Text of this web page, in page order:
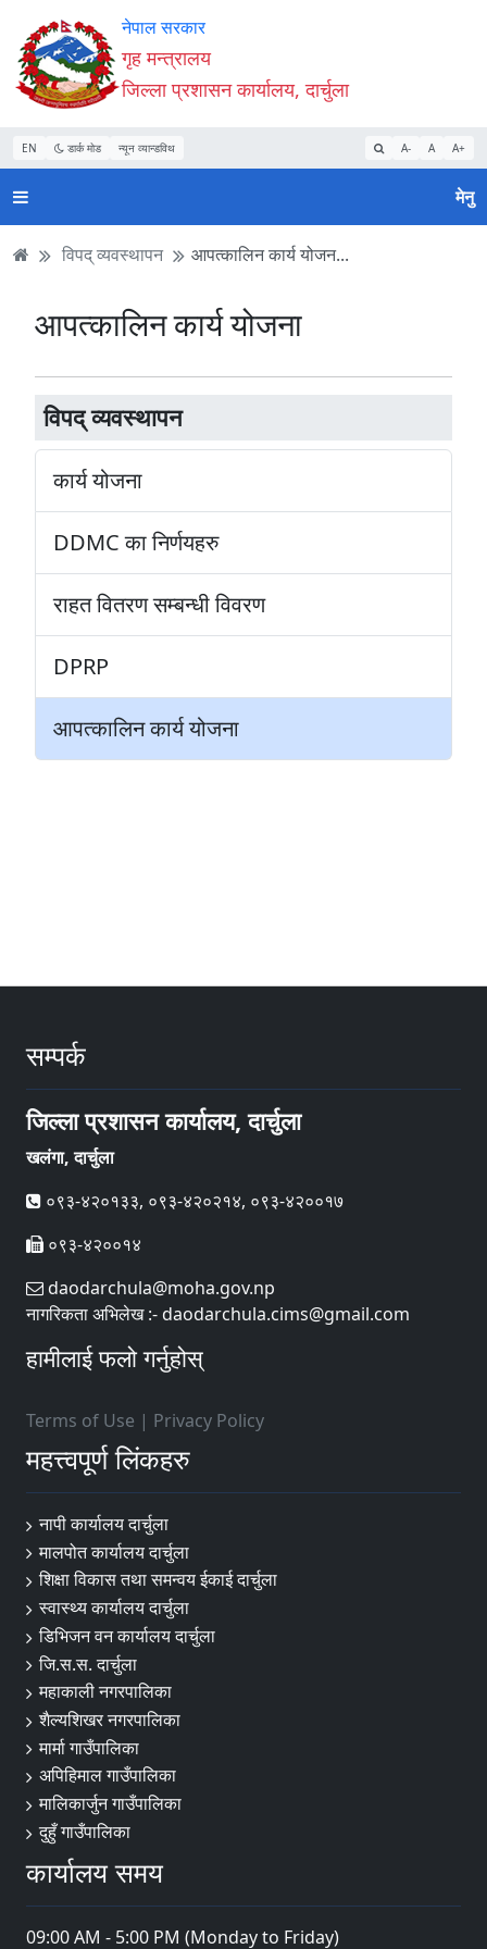
Accessibility
Mode
सुरु
गर्नुहोस्
सामाग्री
पढ्नुहाेस्
नेभिगेसन
पढ्नुहाेस्
वेबसाइट
खोजमा
जानुहोस्
नेपाल सरकार
गृह मन्त्रालय
जिल्ला प्रशासन कार्यालय, दार्चुला
EN डार्क मोड न्यून व्यान्डविथ A- A A+
मेनु
विपद् व्यवस्थापन आपत्कालिन कार्य योजन...
विपद् व्यवस्थापन
कार्य योजना
DDMC का निर्णयहरु
राहत वितरण सम्बन्धी विवरण
DPRP
आपत्कालिन कार्य योजना
आपत्कालिन कार्य योजना
सम्पर्क
जिल्ला प्रशासन कार्यालय, दार्चुला
खलंगा, दार्चुला
०९३-४२०१३३, ०९३-४२०२१४, ०९३-४२००१७
०९३-४२००१४
daodarchula@moha.gov.np
नागरिकता अभिलेख :- daodarchula.cims@gmail.com
हामीलाई फलो गर्नुहोस्
Terms of Use | Privacy Policy
महत्त्वपूर्ण लिंकहरु
नापी कार्यालय दार्चुला
मालपोत कार्यालय दार्चुला
शिक्षा विकास तथा समन्वय ईकाई दार्चुला
स्वास्थ्य कार्यालय दार्चुला
डिभिजन वन कार्यालय दार्चुला
जि.स.स. दार्चुला
महाकाली नगरपालिका
शैल्यशिखर नगरपालिका
मार्मा गाउँपालिका
अपिहिमाल गाउँपालिका
मालिकार्जुन गाउँपालिका
दुहुँ गाउँपालिका
कार्यालय समय
09:00 AM - 5:00 PM (Monday to Friday)